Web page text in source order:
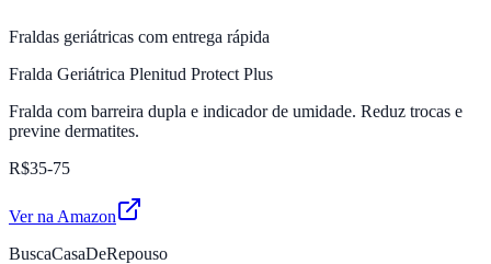
Fraldas geriátricas com entrega rápida
Fralda Geriátrica Plenitud Protect Plus
Fralda com barreira dupla e indicador de umidade. Reduz trocas e
previne dermatites.
R$35-75
Ver na Amazon
BuscaCasaDeRepouso